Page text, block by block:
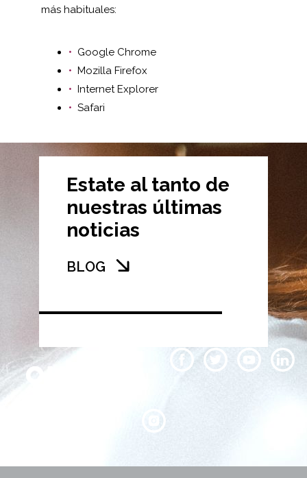
más habituales:
Google Chrome
Mozilla Firefox
Internet Explorer
Safari
Estate al tanto de
nuestras últimas
noticias
BLOG